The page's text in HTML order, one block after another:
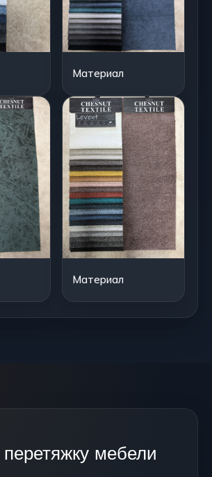
Материал
Материал
мебели